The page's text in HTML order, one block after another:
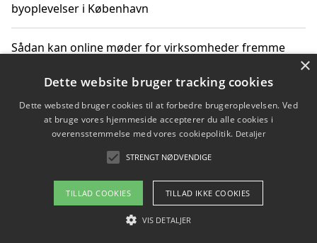
byoplevelser i København
Sådan kan online møder for virksomheder fremme
Copyright 2026 - Pilanto Aps
Om / kontakt
×
Dette website bruger tracking cookies
Dette websted bruger cookies til at forbedre brugeroplevelsen. Ved
at bruge vores hjemmeside accepterer du alle cookies i
overensstemmelse med vores cookiepolitik. Detaljer
STRENGT NØDVENDIGE
TILLAD COOKIES TILLAD IKKE COOKIES
VIS DETALJER